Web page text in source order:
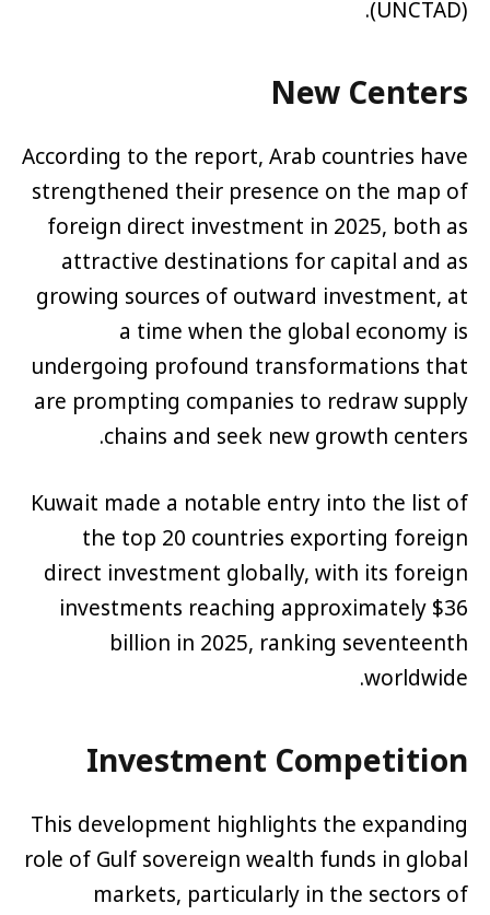
(UNCTAD).
New Centers
According to the report, Arab countries have
strengthened their presence on the map of
foreign direct investment in 2025, both as
attractive destinations for capital and as
growing sources of outward investment, at
a time when the global economy is
undergoing profound transformations that
are prompting companies to redraw supply
chains and seek new growth centers.
Kuwait made a notable entry into the list of
the top 20 countries exporting foreign
direct investment globally, with its foreign
investments reaching approximately $36
billion in 2025, ranking seventeenth
worldwide.
Investment Competition
This development highlights the expanding
role of Gulf sovereign wealth funds in global
markets, particularly in the sectors of